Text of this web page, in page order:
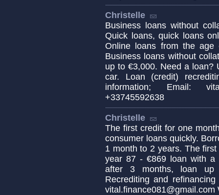
Christelle
Business loans without
Quick loans, quick loans
Online loans from the
Business loans without
up to €3,000. Need a loan?
car. Loan (credit)
information; Email:
+33745592638
Christelle
The first credit for one
consumer loans quickly.
1 month to 2 years. The
year 87 - €869 loan with a
after 3 months, loan up
Recrediting and